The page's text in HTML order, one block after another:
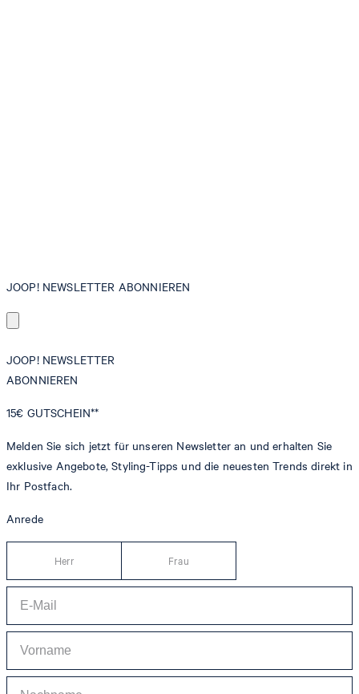
JOOP! NEWSLETTER ABONNIEREN
JOOP! NEWSLETTER
ABONNIEREN
15€ GUTSCHEIN**
Melden Sie sich jetzt für unseren Newsletter an und erhalten Sie
exklusive Angebote, Styling-Tipps und die neuesten Trends direkt in
Ihr Postfach.
Anrede
Herr Frau